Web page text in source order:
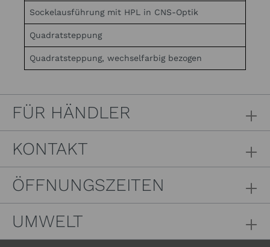
Sockelausführung mit HPL in CNS-Optik
Quadratsteppung
Quadratsteppung, wechselfarbig bezogen
FÜR HÄNDLER
KONTAKT
ÖFFNUNGSZEITEN
UMWELT